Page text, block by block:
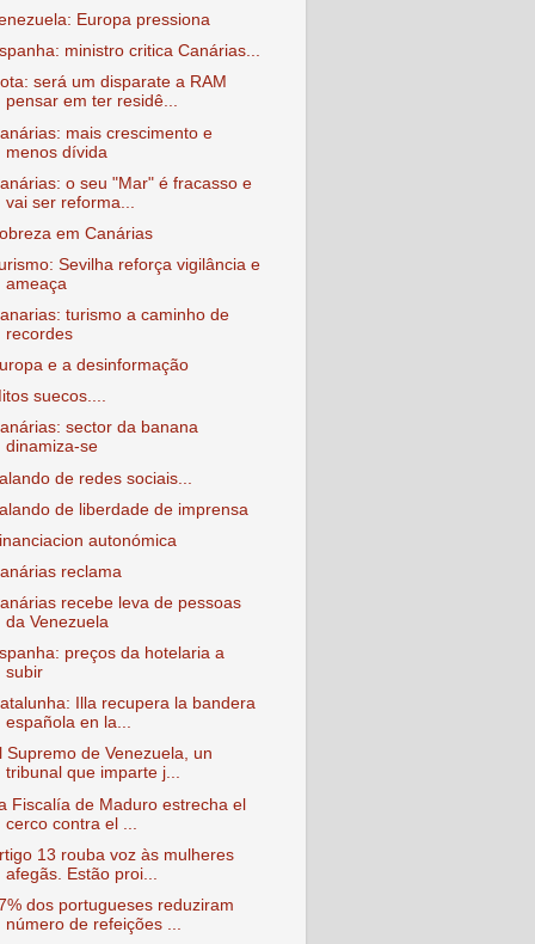
Europa pressiona
ministro critica Canárias...
será um disparate a RAM
pensar em ter residê...
mais crescimento e
menos dívida
o seu "Mar" é fracasso e
vai ser reforma...
em Canárias
Sevilha reforça vigilância e
ameaça
turismo a caminho de
recordes
e a desinformação
suecos....
sector da banana
dinamiza-se
de redes sociais...
de liberdade de imprensa
autonómica
reclama
recebe leva de pessoas
da Venezuela
preços da hotelaria a
subir
Illa recupera la bandera
española en la...
Supremo de Venezuela, un
tribunal que imparte j...
Fiscalía de Maduro estrecha el
cerco contra el ...
13 rouba voz às mulheres
afegãs. Estão proi...
dos portugueses reduziram
número de refeições ...